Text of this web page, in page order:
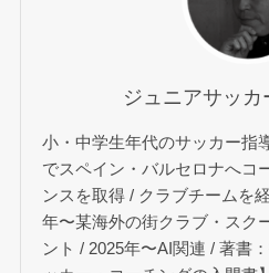
ジュニアサッカ
小・中学生年代のサッカー指
でスペイン・バルセロナへコ
ンスを取得 / クラブチームを
年〜某海外の街クラブ・スク
ント / 2025年〜AI関連 / 著書